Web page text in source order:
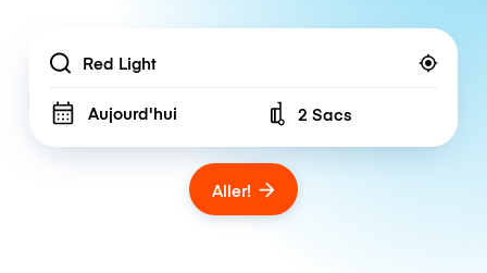
Location
Aujourd'hui Number of bags
2 Sacs
Aller!